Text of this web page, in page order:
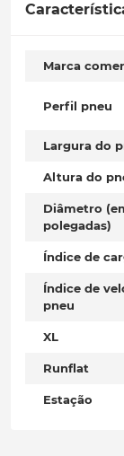
Marca
Perfil pneu
Largura do
Altura do
Diâmetro
polegadas)
Índice de
Índice de
pneu
XL
Runflat
Estação